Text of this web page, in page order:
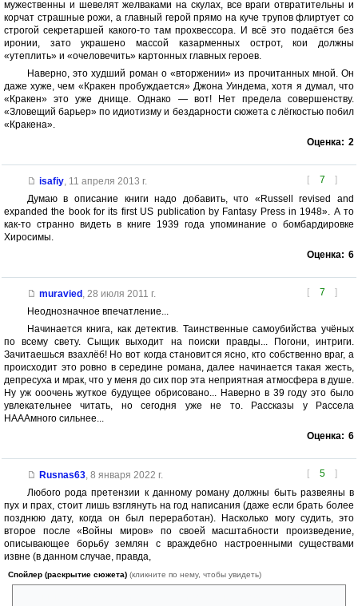
мужественны и шевелят желваками на скулах, все враги отвратительны и
корчат страшные рожи, а главный герой прямо на куче трупов флиртует со
строгой секретаршей какого-то там прохвессора. И всё это подаётся без
иронии, зато украшено массой казарменных острот, кои должны
«утеплить» и «очеловечить» картонных главных героев.
Наверно, это худший роман о «вторжении» из прочитанных мной. Он
даже хуже, чем «Кракен пробуждается» Джона Уиндема, хотя я думал, что
«Кракен» это уже днище. Однако — вот! Нет предела совершенству.
«Зловещий барьер» по идиотизму и бездарности сюжета с лёгкостью побил
«Кракена».
Оценка: 2
[ 7 ]
isafiy, 11 апреля 2013 г.
Думаю в описание книги надо добавить, что «Russell revised and
expanded the book for its first US publication by Fantasy Press in 1948». А то
как-то странно видеть в книге 1939 года упоминание о бомбардировке
Хиросимы.
Оценка: 6
[ 7 ]
muravied , 28 июля 2011 г.
Неоднозначное впечатление...
Начинается книга, как детектив. Таинственные самоубийства учёных
по всему свету. Сыщик выходит на поиски правды... Погони, интриги.
Зачитаешься взахлёб! Но вот когда становится ясно, кто собственно враг, а
происходит это ровно в середине романа, далее начинается такая жесть,
депресуха и мрак, что у меня до сих пор эта неприятная атмосфера в душе.
Ну уж ооочень жуткое будущее обрисовано... Наверно в 39 году это было
увлекательнее читать, но сегодня уже не то. Рассказы у Рассела
НАААмного сильнее...
Оценка: 6
[ 5 ]
Rusnas63, 8 января 2022 г.
Любого рода претензии к данному роману должны быть развеяны в
пух и прах, стоит лишь взглянуть на год написания (даже если брать более
позднюю дату, когда он был переработан). Насколько могу судить, это
второе после «Войны миров» по своей масштабности произведение,
описывающее борьбу землян с враждебно настроенными существами
извне (в данном случае, правда,
Спойлер (раскрытие сюжета) (кликните по нему, чтобы увидеть)